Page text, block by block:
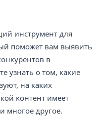
инструмент для
поможет вам выявить
в
узнать о том, какие
на каких
контент имеет
многое другое.